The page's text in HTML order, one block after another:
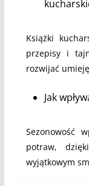
Książki
przepisy i
rozwijać
Jak
Sezonowość
potraw,
wyjątkowym